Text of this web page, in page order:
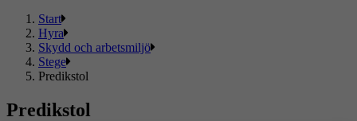
Start
Hyra
Skydd och arbetsmiljö
Stege
Predikstol
Predikstol